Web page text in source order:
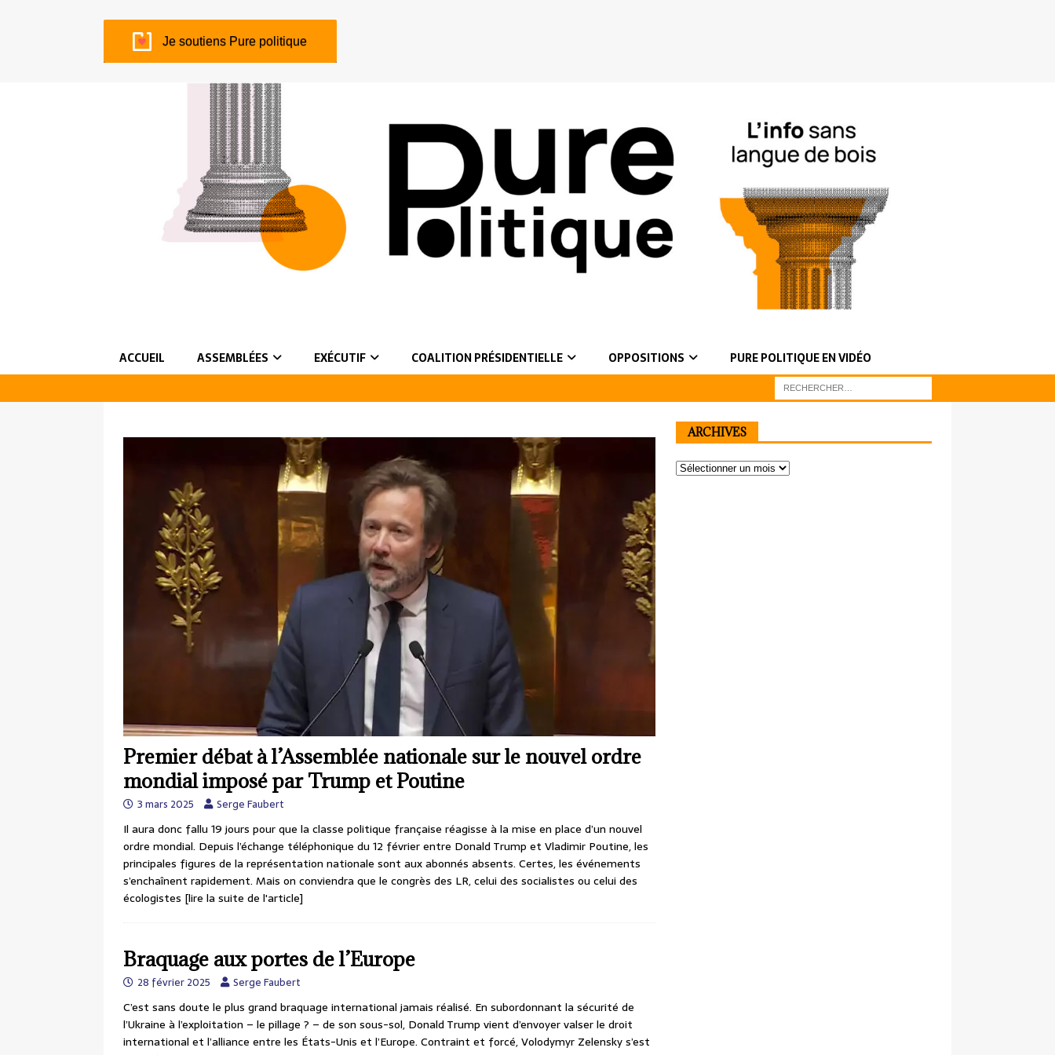
Je soutiens Pure politique
ACCUEIL ASSEMBLÉES EXÉCUTIF COALITION PRÉSIDENTIELLE OPPOSITIONS PURE POLITIQUE EN VIDÉO
Premier débat à l’Assemblée nationale sur le nouvel ordre
mondial imposé par Trump et Poutine
3 mars 2025 Serge Faubert
Il aura donc fallu 19 jours pour que la classe politique française réagisse à la mise en place d’un nouvel
ordre mondial. Depuis l’échange téléphonique du 12 février entre Donald Trump et Vladimir Poutine, les
principales figures de la représentation nationale sont aux abonnés absents. Certes, les événements
s’enchaînent rapidement. Mais on conviendra que le congrès des LR, celui des socialistes ou celui des
écologistes [lire la suite de l'article]
Braquage aux portes de l’Europe
28 février 2025 Serge Faubert
C’est sans doute le plus grand braquage international jamais réalisé. En subordonnant la sécurité de
l’Ukraine à l’exploitation – le pillage ? – de son sous-sol, Donald Trump vient d’envoyer valser le droit
international et l’alliance entre les États-Unis et l’Europe. Contraint et forcé, Volodymyr Zelensky s’est
ARCHIVES